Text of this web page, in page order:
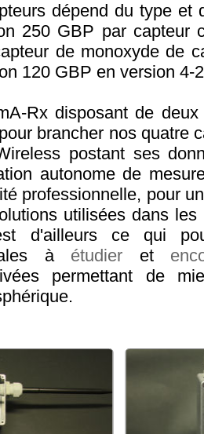
dépend du type et
250 GBP par capteur
de monoxyde de
120 GBP en version 4-
Rx disposant de
brancher nos quatre
postant ses
autonome de
professionnelle, pour
utilisées dans
d'ailleurs ce qui
à étudier et
permettant de